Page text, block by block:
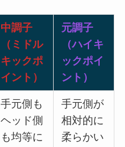
中調子
（ミドル
キックポ
イント）
元調子
（ハイキ
ックポイ
ント）
手元側も
ヘッド側
も均等に
手元側が
相対的に
柔らかい